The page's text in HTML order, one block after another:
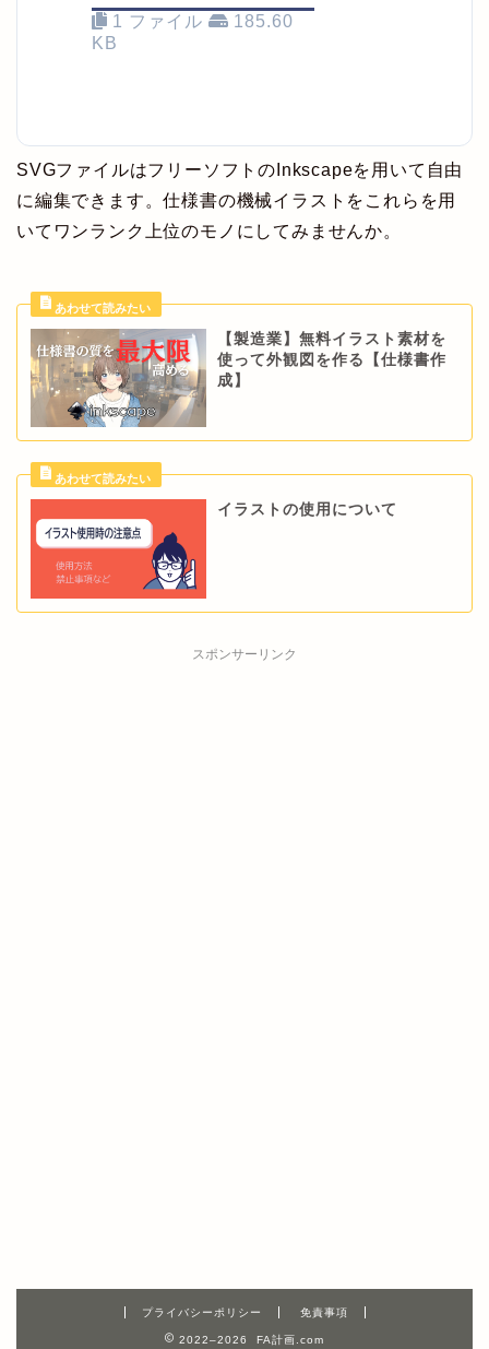
1 ファイル
185.60
KB
SVGファイルはフリーソフトのInkscapeを用いて自由
に編集できます。仕様書の機械イラストをこれらを用
いてワンランク上位のモノにしてみませんか。
【製造業】無料イラスト素材を
使って外観図を作る【仕様書作
成】
イラストの使用について
スポンサーリンク
プライバシーポリシー 免責事項
2022–2026 FA計画.com